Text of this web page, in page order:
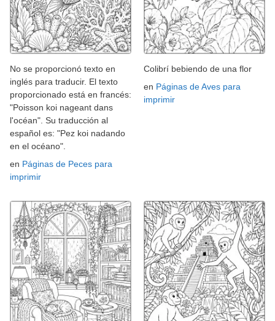
No se proporcionó texto en
inglés para traducir. El texto
proporcionado está en francés:
"Poisson koi nageant dans
l'océan". Su traducción al
español es: "Pez koi nadando
en el océano".
en Páginas de Peces para
imprimir
Colibrí bebiendo de una flor
en Páginas de Aves para
imprimir